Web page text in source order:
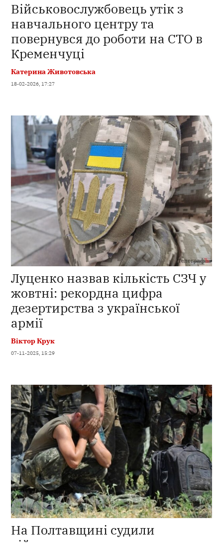
Військовослужбовець утік з
навчального центру та
повернувся до роботи на СТО в
Кременчуці
Катерина Животовська
18-02-2026, 17:27
Луценко назвав кількість СЗЧ у
жовтні: рекордна цифра
дезертирства з української
армії
Віктор Крук
07-11-2025, 15:29
На Полтавщині судили